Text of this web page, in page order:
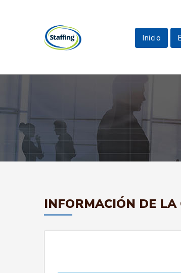
Inicio
INFORMACIÓN DE LA